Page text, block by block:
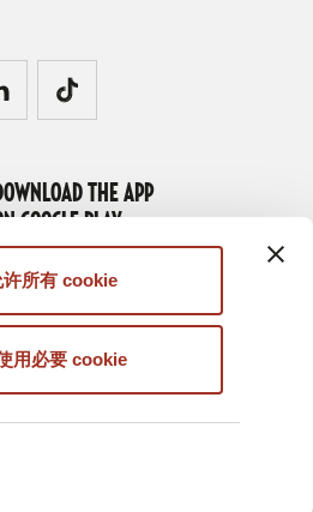
许所有 cookie
用必要 cookie
THE APP
GOOGLE PLAY